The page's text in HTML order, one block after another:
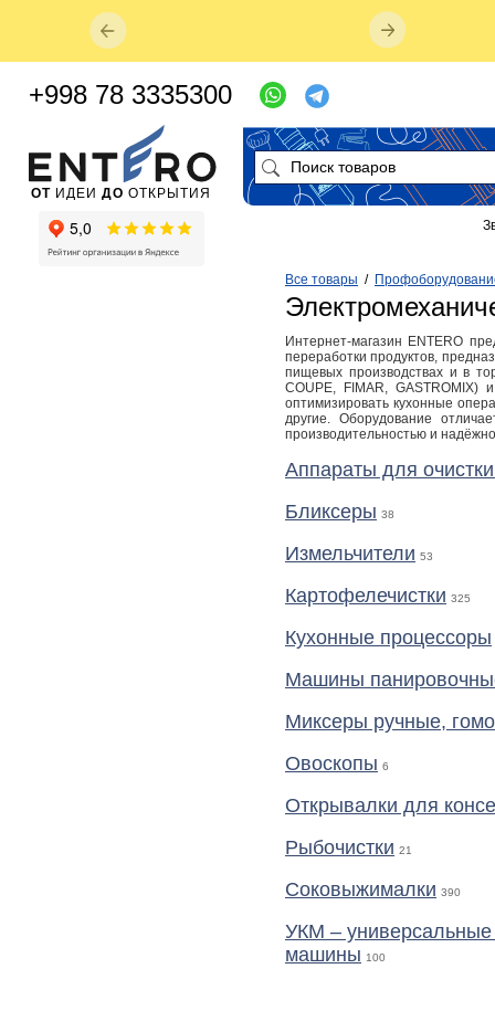
Все товары /
Интернет-магазин ENTERO
переработки продуктов,
пищевых производствах и в
COUPE, FIMAR,
оптимизировать кухонные
другие. Оборудование
производительностью и
Аппараты для
Бликсеры 38
Измельчители 53
Картофелечистки 325
Кухонные процессоры
Машины
Миксеры ручные,
Овоскопы 6
Открывалки для
Рыбочистки 21
Соковыжималки 390
УКМ – универсальные
машины 100
ОТ ИДЕИ ДО ОТКРЫТИЯ
+998 78 3335300